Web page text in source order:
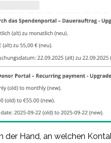
der Hand, an welchen